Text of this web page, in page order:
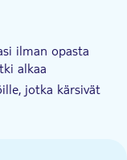
ilman opasta
alkaa
jotka kärsivät